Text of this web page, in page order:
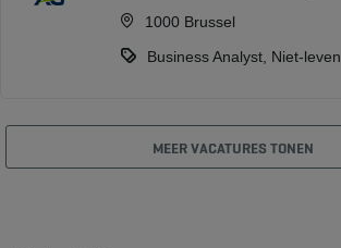
1000 Brussel
Business Analyst, Niet-leven
MEER VACATURES TONEN